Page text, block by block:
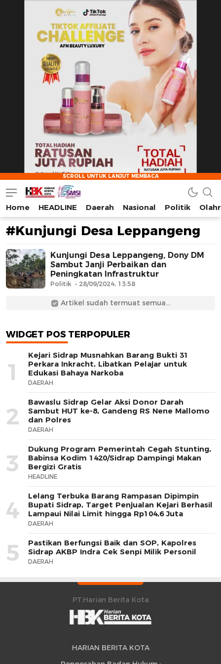
HarianBeritaKota
Mengabarkan Setiap Detil, Sudut, dan Cerita Kota
Home HEADLINE Daerah Nasional Politik
#Kunjungi Desa Leppangeng
Kunjungi Desa Leppangeng, Dony DM
Sambut Janji Perbaikan dan
Peningkatan Infrastruktur
Politik 28/09/2024, 13:58
Artikel sudah termuat semua...
WIDGET POS TERPOPULER
1
Kejari Sidrap Musnahkan Barang Bukti 31
Perkara Inkracht, Libatkan Pelajar untuk
Edukasi Bahaya Narkoba
DAERAH
2
Bawaslu Sidrap Gelar Aksi Donor Darah
Sambut HUT ke-8, Gandeng RS Nene Mallomo
dan Polres
DAERAH
3
Dukung Program Pemerintah Cegah Stunting,
Babinsa Kodim 1420/Sidrap Dampingi Makan
Bergizi Gratis
HEADLINE
4
Lelang Terbuka Barang Rampasan Dipimpin
Bupati Sidrap, Target Penjualan Kejari Berhasil
Lampaui Nilai Limit hingga Rp104,6 Juta
DAERAH
5
Pastikan Berfungsi Baik dan SOP, Kapolres
Sidrap AKBP Indra Cek Senpi Milik Personil
DAERAH
PT.Harian Berita Kota
HARIAN BERITA KOTA